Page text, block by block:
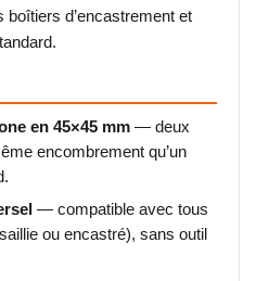
d’encastrement et
en 45×45 mm — deux
encombrement qu’un
— compatible avec tous
ou encastré), sans outil